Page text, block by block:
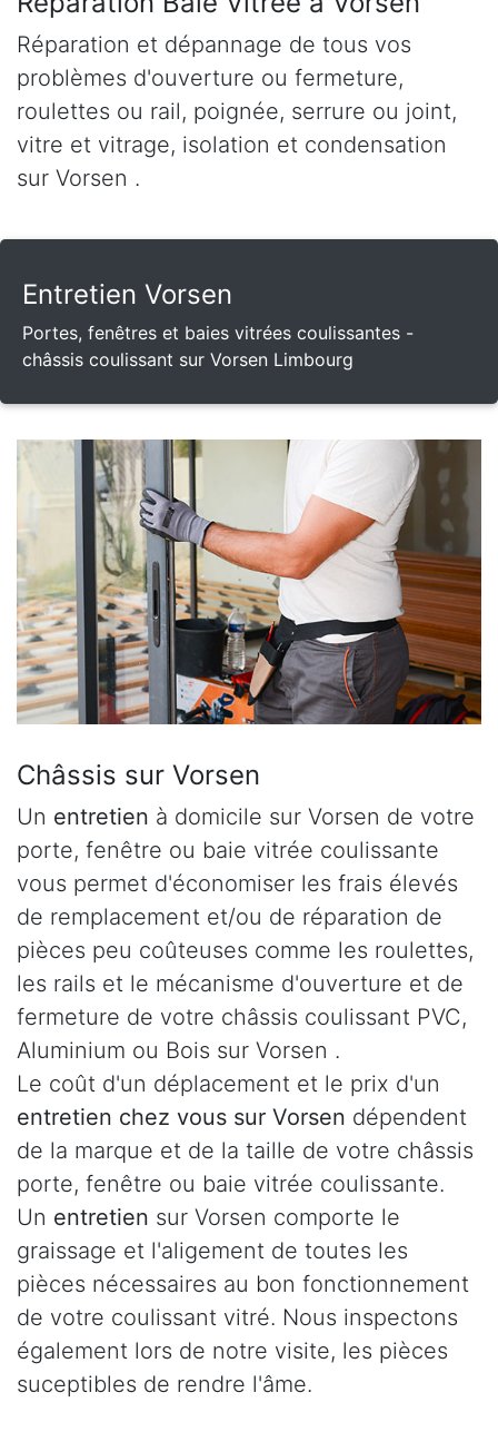
Réparation et dépannage de tous vos
problèmes d'ouverture ou fermeture,
roulettes ou rail, poignée, serrure ou joint,
vitre et vitrage, isolation et condensation
sur Vorsen .
Entretien Vorsen
Portes, fenêtres et baies vitrées coulissantes -
châssis coulissant sur Vorsen Limbourg
Châssis sur Vorsen
Un entretien à domicile sur Vorsen de votre
porte, fenêtre ou baie vitrée coulissante
vous permet d'économiser les frais élevés
de remplacement et/ou de réparation de
pièces peu coûteuses comme les roulettes,
les rails et le mécanisme d'ouverture et de
fermeture de votre châssis coulissant PVC,
Aluminium ou Bois sur Vorsen .
Le coût d'un déplacement et le prix d'un
entretien chez vous sur Vorsen dépendent
de la marque et de la taille de votre châssis
porte, fenêtre ou baie vitrée coulissante.
Un entretien sur Vorsen comporte le
graissage et l'aligement de toutes les
pièces nécessaires au bon fonctionnement
de votre coulissant vitré. Nous inspectons
également lors de notre visite, les pièces
suceptibles de rendre l'âme.